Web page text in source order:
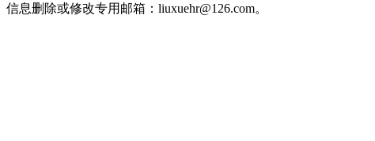
信息删除或修改专用邮箱：liuxuehr@126.com。